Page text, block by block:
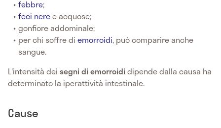
febbre;
feci neree acquose;
gonfiore addominale;
per chi soffre diemorroidi, può comparire anche
sangue.
L'intensità dei segni di emorroididipende dalla causa ha
determinato la iperattività intestinale.
Cause